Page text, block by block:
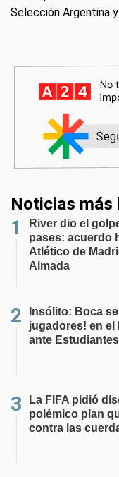
Selección Argentina
Noticias más
River dio el
pases: acuerdo
Atlético de
Almada
Insólito: Boca
jugadores! en el
ante Estudiantes
La FIFA pidió
polémico plan
contra las